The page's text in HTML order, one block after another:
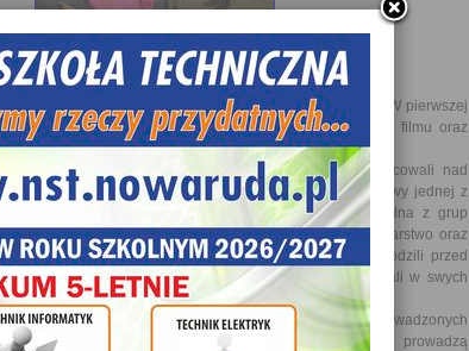
uczestniczyli uczniowie klas IV TP, IV TT, III TP, III TT. W pierwszej
wprowadzeni z zagadnienie i epokę, poprzez projekcję filmu oraz
dotyczącą roli kultury w czasach PRL.
podział na 6 grup zadaniowych. Uczniowie pracowali nad
kultury poprzez analizę filmu dotyczącego przebudowy jednej z
dwóch piosenek o odbudowie stolicy po wojnie, jedna z grup
gatunkami literackimi, inne miały do analizy plakaty i malarstwo oraz
przygotowaniu się członkowie grup zadaniowych wychodzili przed
wyniki swej pracy. W podsumowaniu uczniowie szukali w swych
elementów różnych dziedzin sztuki.
z IPN-em” są dla młodzieży odskocznią od tradycyjnie prowadzonych
interesującymi materiałami pomocniczymi, ciekawie prowadzą